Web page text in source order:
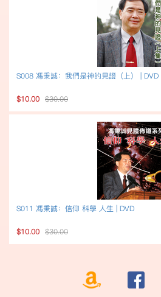
S008 馮秉誠：我們是神的見證（上） | DVD
$10.00 $30.00
S011 馮秉誠：信仰 科學 人生 | DVD
$10.00 $30.00